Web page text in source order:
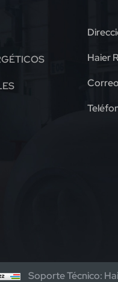
Haier
Soporte Técnico: